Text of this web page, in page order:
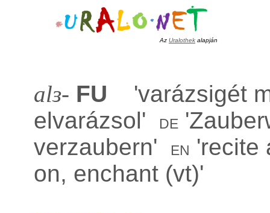
Az Uralothek alapján
alɜ- FU 'varázsigét
elvarázsol' de '
verzaubern' en 'recite
on, enchant (vt)'